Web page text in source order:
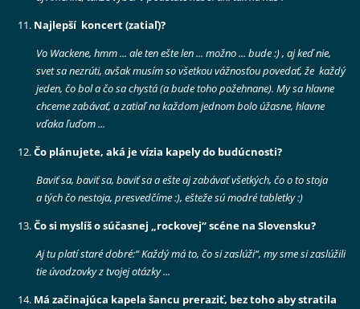
Najlepší koncert (zatiaľ)?
Vo Wackene, hmm ... ale ten ešte len ... možno ... bude:) , aj keď nie,
svet sa nezrúti, avšak musím so všetkou vážnosťou povedať, že každý
jeden, čo bol a čo sa chystá (a bude toho požehnane). My sa hlavne
chceme zabávať, a zatiaľ na každom jednom bolo úžasne, hlavne
vďaka ľuďom ...
Čo plánujete, aká je vízia kapely do budúcnosti?
Baviť sa, baviť sa, baviť sa a ešte aj zabávať všetkých, čo o to stoja
a tých čo nestoja, presvedčíme:), ešteže sú modré tabletky :)
Čo si myslíš o súčasnej „rockovej“ scéne na Slovensku?
Aj tu platí staré dobré:“ Každý má to, čo si zaslúži“, my sme si zaslúžili
tie úvodzovky z tvojej otázky ...
Má začinajúca kapela šancu preraziť, bez toho aby stratila